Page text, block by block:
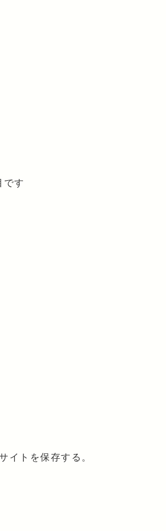
です
トを保存する。